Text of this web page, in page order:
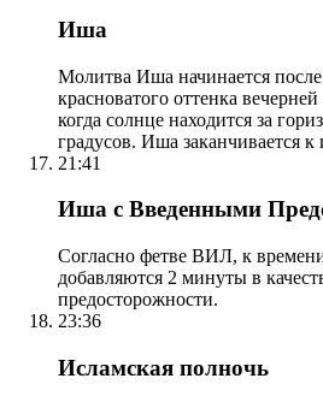
Иша
Молитва Иша начинается
красноватого оттенка
когда солнце находится за
градусов. Иша заканчивается
21:41
Иша с Введенными
Согласно фетве ВИЛ, к
добавляются 2 минуты в
предосторожности.
23:36
Исламская полночь